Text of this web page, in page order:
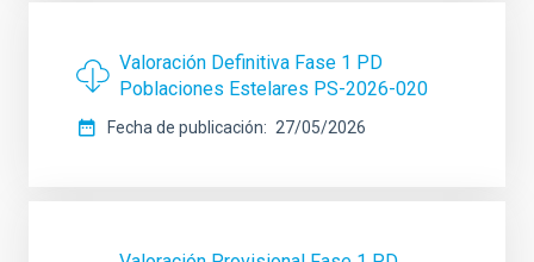
Valoración Definitiva Fase 1 PD
Poblaciones Estelares PS-2026-020
Fecha de publicación 27/05/2026